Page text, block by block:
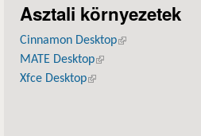
Asztali környezetek
Cinnamon Desktop(külső hivatkozás)
MATE Desktop(külső hivatkozás)
Xfce Desktop(külső hivatkozás)